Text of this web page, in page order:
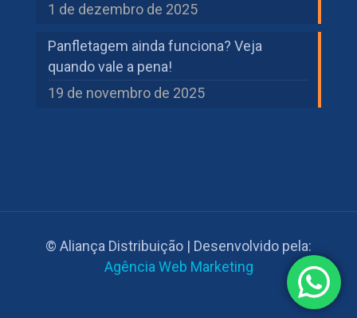
1 de dezembro de 2025
Panfletagem ainda funciona? Veja
quando vale a pena!
19 de novembro de 2025
© Aliança Distribuição | Desenvolvido pela:
Agência Web Marketing